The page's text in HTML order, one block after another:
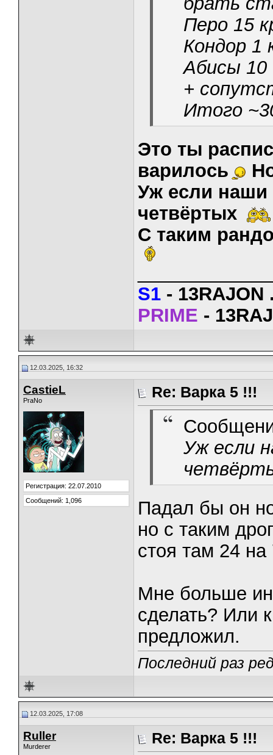
Перо 15
Кондор 1
Абисы
+
Итого
Это ты
варилось
Уж если наши
четвёртых
С таким
S1 - 13RAJON
PRIME -
12.03.2025, 16:32
CastieL
PraNo
Регистрация: 22.07.2010
Сообщений: 1,096
Re: Варка 5 !!!
Уж если
Падал бы он
но с таким
стоя там 24 на
Мне больше
сделать? Или
предложил.
Последний раз
12.03.2025, 17:08
Ruller
Murderer Re: Варка 5 !!!